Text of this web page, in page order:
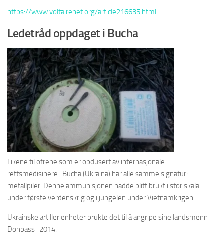
https://www.voltairenet.org/article216635.html
Ledetråd oppdaget i Bucha
Likene til ofrene som er obdusert av internasjonale
rettsmedisinere i Bucha (Ukraina) har alle samme signatur:
metallpiler. Denne ammunisjonen hadde blitt brukt i stor skala
under første verdenskrig og i jungelen under Vietnamkrigen.
Ukrainske artillerienheter brukte det til å angripe sine landsmenn i
Donbass i 2014.